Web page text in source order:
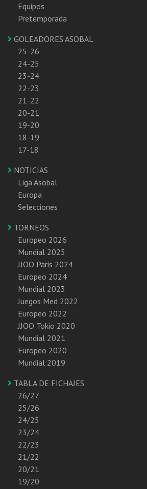
Equipos
Pretemporada
GOLEADORES ASOBAL
25-26
24-25
23-24
22-23
21-22
20-21
19-20
18-19
17-18
NOTICIAS
Liga Asobal
Europa
Selecciones
TORNEOS
Europeo 2026
Mundial 2025
JJOO Paris 2024
Europeo 2024
Mundial 2023
Juegos Med 2022
Europeo 2022
JJOO Tokio 2020
Mundial 2021
Europeo 2020
Mundial 2019
TABLA DE FICHAJES
26/27
25/26
24/25
23/24
22/23
21/22
20/21
19/20